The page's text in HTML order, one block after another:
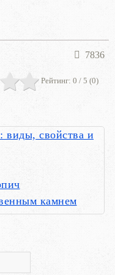
7836
Рейтинг: 0 / 5 (0)
виды, свойства и
камнем